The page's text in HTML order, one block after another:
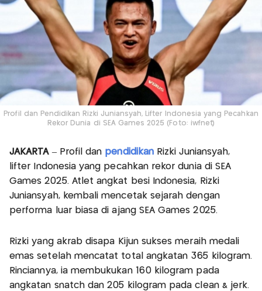
Profil dan Pendidikan Rizki Juniansyah, Lifter Indonesia yang Pecahkan
Rekor Dunia di SEA Games 2025 (Foto: iwfnet)
JAKARTA– Profil dan pendidikan Rizki Juniansyah,
lifter Indonesia yang pecahkan rekor dunia di SEA
Games 2025. Atlet angkat besi Indonesia, Rizki
Juniansyah, kembali mencetak sejarah dengan
performa luar biasa di ajang SEA Games 2025.
Rizki yang akrab disapa Kijun sukses meraih medali
emas setelah mencatat total angkatan 365 kilogram.
Rinciannya, ia membukukan 160 kilogram pada
angkatan snatch dan 205 kilogram pada clean & jerk.